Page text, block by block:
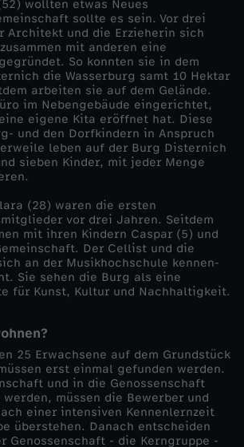
wollten etwas Neues
sollte es sein. Vor drei
Architekt und die Erzieherin sich
mit anderen eine
So konnten sie in dem
die Wasserburg samt 10 Hektar
arbeiten sie auf dem Gelände.
im Nebengebäude eingerichtet,
eigene Kita eröffnet hat. Diese
und den Dorfkindern in Anspruch
leben auf der Burg Disternich
sieben Kinder, mit jeder Menge
(28) waren die ersten
vor drei Jahren. Seitdem
mit ihren Kindern Caspar (5) und
Der Cellist und die
an der Musikhochschule kennen-
Sie sehen die Burg als eine
für Kunst, Kultur und Nachhaltigkeit.
25 Erwachsene auf dem Grundstück
erst einmal gefunden werden.
und in die Genossenschaft
werden, müssen die Bewerber und
einer intensiven Kennenlernzeit
überstehen. Danach entscheiden
Genossenschaft - die Kerngruppe -